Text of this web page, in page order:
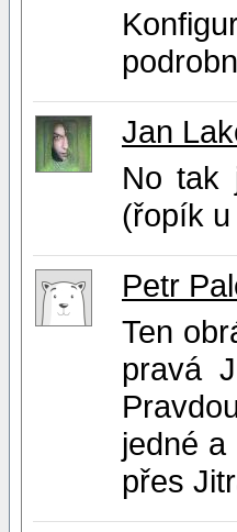
Jan
No tak
(řopík
Petr
Ten
pravá
jedné
přes